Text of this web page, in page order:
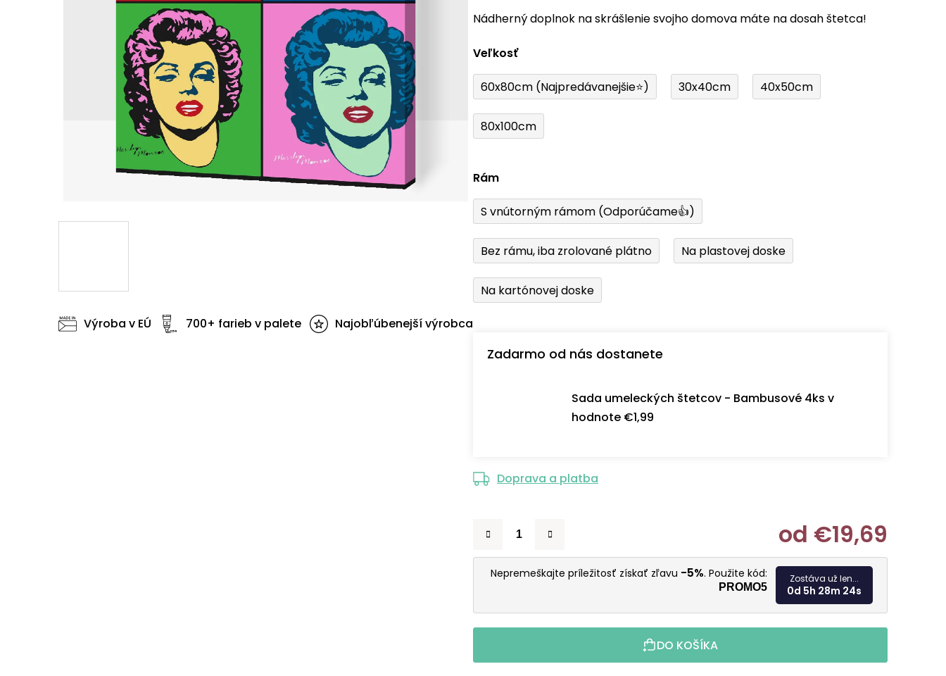
hviezdičiek.
Nádherný doplnok na skrášlenie svojho domova máte na dosah štetca!
Veľkosť
60x80cm (Najpredávanejšie⭐) 30x40cm 40x50cm
80x100cm
Rám
S vnútorným rámom (Odporúčame👍)
Bez rámu, iba zrolované plátno Na plastovej doske
Na kartónovej doske
Zadarmo od nás dostanete
Sada umeleckých štetcov - Bambusové 4ks v
hodnote €1,99
Doprava a platba
od €19,69
Nepremeškajte príležitosť získať zľavu -5%. Použite kód:
PROMO5
Zostáva už len...
0d 5h 28m 23s
DO KOŠÍKA
Výroba v EÚ 700+ farieb v palete Najobľúbenejší výrobca